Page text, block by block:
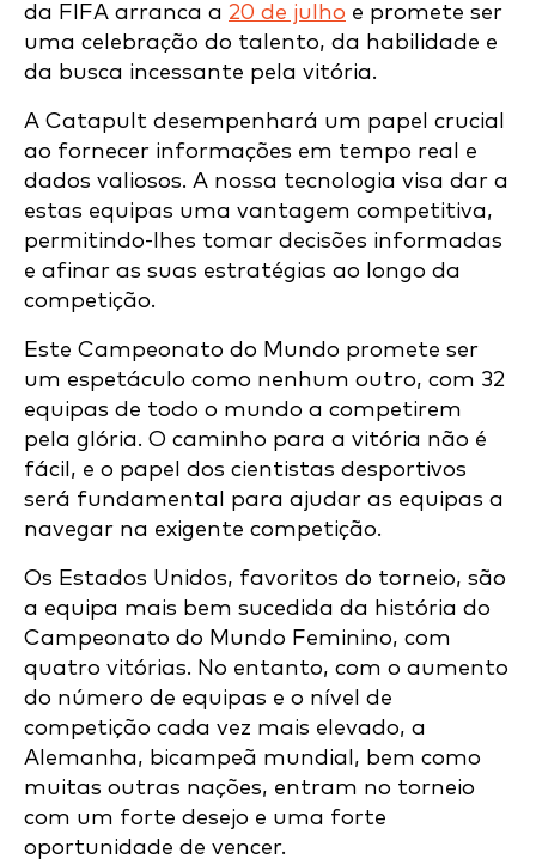
da FIFA arranca a 20 de julho e promete ser
uma celebração do talento, da habilidade e
da busca incessante pela vitória.
A Catapult desempenhará um papel crucial
ao fornecer informações em tempo real e
dados valiosos. A nossa tecnologia visa dar a
estas equipas uma vantagem competitiva,
permitindo-lhes tomar decisões informadas
e afinar as suas estratégias ao longo da
competição.
Este Campeonato do Mundo promete ser
um espetáculo como nenhum outro, com 32
equipas de todo o mundo a competirem
pela glória. O caminho para a vitória não é
fácil, e o papel dos cientistas desportivos
será fundamental para ajudar as equipas a
navegar na exigente competição.
Os Estados Unidos, favoritos do torneio, são
a equipa mais bem sucedida da história do
Campeonato do Mundo Feminino, com
quatro vitórias. No entanto, com o aumento
do número de equipas e o nível de
competição cada vez mais elevado, a
Alemanha, bicampeã mundial, bem como
muitas outras nações, entram no torneio
com um forte desejo e uma forte
oportunidade de vencer.